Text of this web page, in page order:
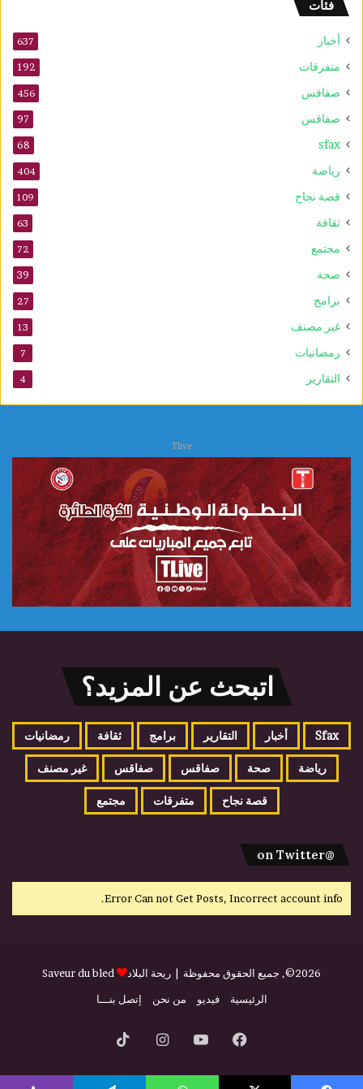
فئات
أخبار 637
متفرقات 192
صفاقس 456
صفاقس 97
sfax
68
رياضة 404
قصة نجاح 109
ثقافة 63
مجتمع 72
صحة 39
برامج 27
غير مصنف 13
رمضانيات 7
التقارير 4
Tlive
اتبحث عن المزيد؟
Sfax أخبار التقارير برامج ثقافة رمضانيات
رياضة صحة صفاقس صفاقس غير مصنف
قصة نجاح متفرقات مجتمع
@on Twitter
Error Can not Get Posts, Incorrect account info.
2026©, جميع الحقوق محفوظة | ريحة البلاد
Saveur du bled
الرئيسية
فيديو من نحن إتصل بنـــا
فيسبوكيوتيوبانستقرام